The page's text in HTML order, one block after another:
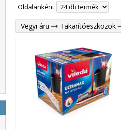
Oldalanként
Vegyi áru Takarítóeszközök